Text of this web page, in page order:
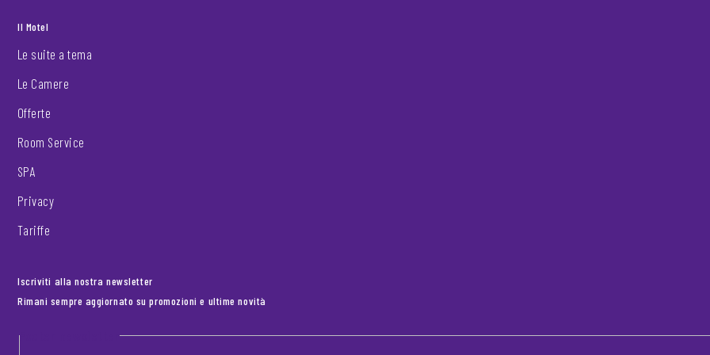
Il Motel
Le suite a tema
Le Camere
Offerte
Room Service
SPA
Privacy
Tariffe
Iscriviti alla nostra newsletter
Rimani sempre aggiornato su promozioni e ultime novità
Footer newsletter